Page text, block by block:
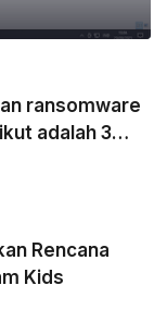
ransomware
adalah 3
Rencana
Kids